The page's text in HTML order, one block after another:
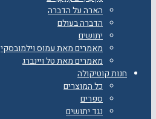
הארה על הדברה
הדברה בעולם
יתושים
מאמרים מאת עמוס וילמובסקי
מאמרים מאת טל ויינברג
חנות קוטיקולה
כל המוצרים
ספרים
נגד יתושים